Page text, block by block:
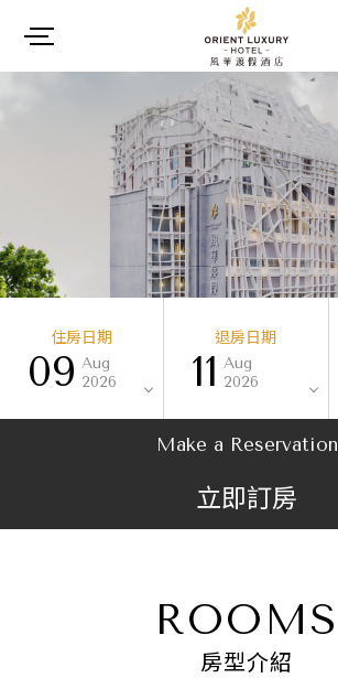
住房日期
09 Aug
2026
退房日期
11 Aug
2026
Make a Reservation
立即訂房
ROOMS
房型介紹